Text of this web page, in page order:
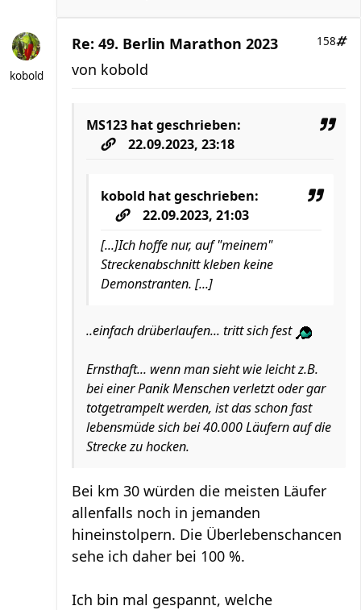
kobold
Re: 49. Berlin Marathon 2023 158
von kobold
MS123 hat geschrieben:
22.09.2023, 23:18
kobold hat geschrieben:
22.09.2023, 21:03
[...]Ich hoffe nur, auf "meinem"
Streckenabschnitt kleben keine
Demonstranten. [...]
..einfach drüberlaufen... tritt sich fest
Ernsthaft... wenn man sieht wie leicht z.B.
bei einer Panik Menschen verletzt oder gar
totgetrampelt werden, ist das schon fast
lebensmüde sich bei 40.000 Läufern auf die
Strecke zu hocken.
Bei km 30 würden die meisten Läufer
allenfalls noch in jemanden
hineinstolpern. Die Überlebenschancen
sehe ich daher bei 100 %.
Ich bin mal gespannt, welche